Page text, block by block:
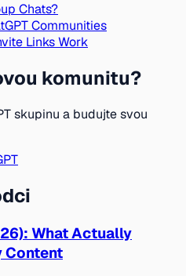
Chats?
Communities
Links Work
komunitu?
skupinu a budujte svou
What Actually
Content